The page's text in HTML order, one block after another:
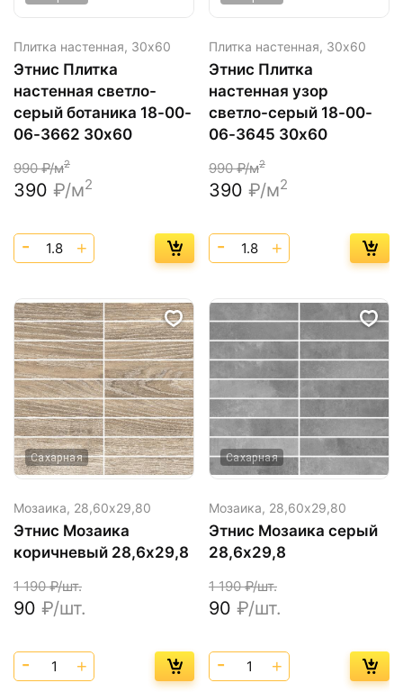
Плитка настенная, 30х60
Этнис Плитка
настенная светло-
серый ботаника 18-00-
06-3662 30х60
990₽/м2
390 ₽/м2
Плитка настенная, 30х60
Этнис Плитка
настенная узор
светло-серый 18-00-
06-3645 30х60
990₽/м2
390 ₽/м2
Сахарная
Мозаика, 28,60х29,80
Этнис Мозаика
коричневый 28,6х29,8
1 190₽/шт.
90 ₽/шт.
Сахарная
Мозаика, 28,60х29,80
Этнис Мозаика серый
28,6х29,8
1 190₽/шт.
90 ₽/шт.